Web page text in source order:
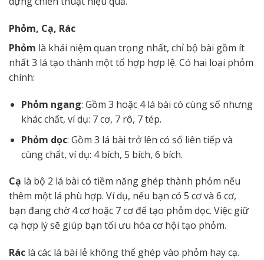
Phỏm, Cạ, Rác
Phỏm là khái niệm quan trọng nhất, chỉ bộ bài gồm ít
nhất 3 lá tạo thành một tổ hợp hợp lệ. Có hai loại phỏm
chính:
Phỏm ngang: Gồm 3 hoặc 4 lá bài có cùng số nhưng
khác chất, ví dụ: 7 cơ, 7 rô, 7 tép.
Phỏm dọc: Gồm 3 lá bài trở lên có số liên tiếp và
cùng chất, ví dụ: 4 bích, 5 bích, 6 bích.
Cạ là bộ 2 lá bài có tiềm năng ghép thành phỏm nếu
thêm một lá phù hợp. Ví dụ, nếu bạn có 5 cơ và 6 cơ,
bạn đang chờ 4 cơ hoặc 7 cơ để tạo phỏm dọc. Việc giữ
cạ hợp lý sẽ giúp bạn tối ưu hóa cơ hội tạo phỏm.
Rác là các lá bài lẻ không thể ghép vào phỏm hay cạ.